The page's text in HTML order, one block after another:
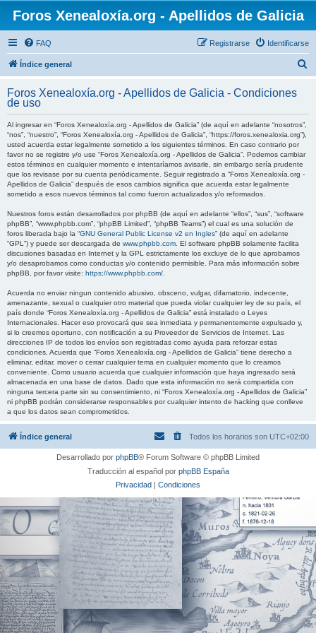
Foros Xenealoxía.org - Apellidos de Galicia
FAQ Identificarse
Registrarse
Índice general
c
Foros Xenealoxía.org - Apellidos de Galicia - Condiciones
de uso
Al ingresar en “Foros Xenealoxía.org - Apellidos de Galicia” (de aquí en adelante “nosotros”,
“nos”, “nuestro”, “Foros Xenealoxía.org - Apellidos de Galicia”, “https://foros.xenealoxia.org”),
usted acuerda estar legalmente sometido a los siguientes términos. En caso contrario por
favor no se registre y/o use “Foros Xenealoxía.org - Apellidos de Galicia”. Podemos cambiar
estos términos en cualquier momento e intentaríamos avisarle, sin embargo sería prudente
que los revisase por su cuenta periódicamente. Seguir registrado a “Foros Xenealoxía.org -
Apellidos de Galicia” después de esos cambios significa que acuerda estar legalmente
sometido a esos nuevos términos tal como fueron actualizados y/o reformados.
Nuestros foros están desarrollados por phpBB (de aquí en adelante “ellos”, “sus”, “software
phpBB”, “www.phpbb.com”, “phpBB Limited”, “phpBB Teams”) el cual es una solución de
foros liberada bajo la “GNU General Public License v2 en Ingles” (de aquí en adelante
“GPL”) y puede ser descargada de www.phpbb.com . El software phpBB solamente facilita
discusiones basadas en Internet y la GPL estrictamente los excluye de lo que aprobamos
y/o desaprobamos como conductas y/o contenido permisible. Para más información sobre
phpBB, por favor visite: https://www.phpbb.com/
Acuerda no enviar ningun contenido abusivo, obsceno, vulgar, difamatorio, indecente,
amenazante, sexual o cualquier otro material que pueda violar cualquier ley de su país, el
país donde “Foros Xenealoxía.org - Apellidos de Galicia” está instalado o Leyes
Internacionales. Hacer eso provocará que sea inmediata y permanentemente expulsado y,
si lo creemos oportuno, con notificación a su Proveedor de Servicios de Internet. Las
direcciones IP de todos los envíos son registradas como ayuda para reforzar estas
condiciones. Acuerda que “Foros Xenealoxía.org - Apellidos de Galicia” tiene derecho a
eliminar, editar, mover o cerrar cualquier tema en cualquier momento que lo creamos
conveniente. Como usuario acuerda que cualquier información que haya ingresado será
almacenada en una base de datos. Dado que esta información no será compartida con
ninguna tercera parte sin su consentimiento, ni “Foros Xenealoxía.org - Apellidos de Galicia”
ni phpBB podrán considerarse responsables por cualquier intento de hacking que conlleve
a que los datos sean comprometidos.
Índice general Todos los horarios son UTC+02:00
Desarrollado por phpBB® Forum Software © phpBB Limited
Traducción al español por phpBB España
Privacidad | Condiciones